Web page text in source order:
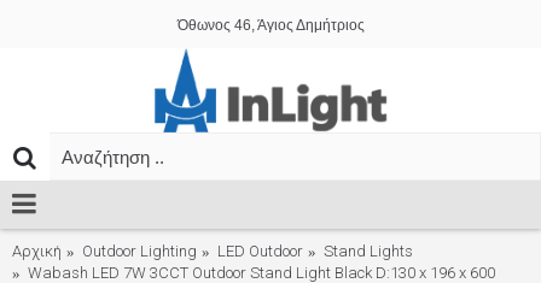
Όθωνος 46, Άγιος Δημήτριος
Αρχική Outdoor Lighting LED Outdoor
Stand Lights
Wabash LED 7W 3CCT Outdoor Stand Light Black D:130 x 196 x 600